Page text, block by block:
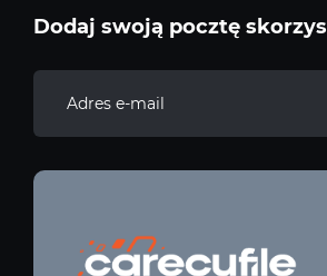
Dodaj swoją pocztę